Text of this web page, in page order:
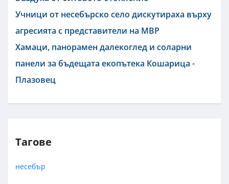
Учници от несебърско село дискутираха върху
агресията с представители на МВР
Хамаци, панорамен далекоглед и соларни
панели за бъдещата екопътека Кошарица -
Плазовец
Тагове
несебър